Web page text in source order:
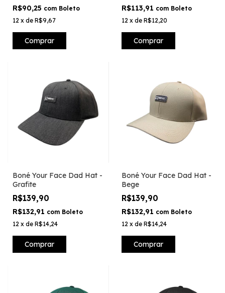
R$90,25 com Boleto
12 x de R$9,67
Comprar
R$113,91 com Boleto
12 x de R$12,20
Comprar
Boné Your Face Dad Hat -
Grafite
R$139,90
R$132,91 com Boleto
12 x de R$14,24
Comprar
Boné Your Face Dad Hat -
Bege
R$139,90
R$132,91 com Boleto
12 x de R$14,24
Comprar